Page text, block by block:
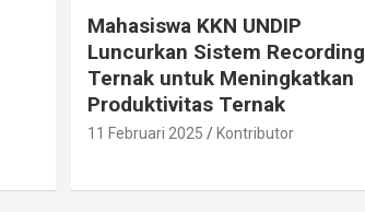
Mahasiswa KKN UNDIP
Luncurkan Sistem Recording
Ternak untuk Meningkatkan
Produktivitas Ternak
11 Februari 2025 Kontributor